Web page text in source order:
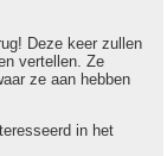
Deze keer zullen
vertellen. Ze
ze aan hebben
in het